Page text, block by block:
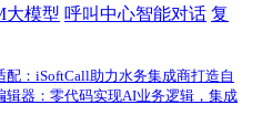
大模型 呼叫中心智能对话 复
配：iSoftCall助力水务集成商打造自
辑器：零代码实现AI业务逻辑，集成